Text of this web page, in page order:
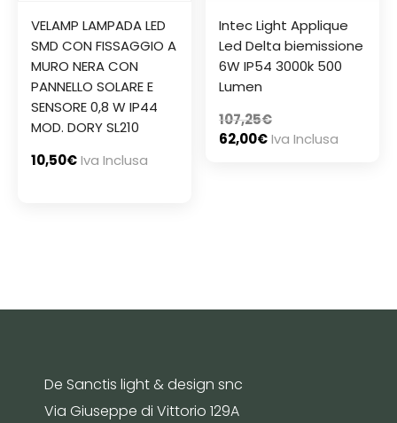
VELAMP LAMPADA LED
SMD CON FISSAGGIO A
MURO NERA CON
PANNELLO SOLARE E
SENSORE 0,8 W IP44
MOD. DORY SL210
10,50€Iva Inclusa
Intec Light Applique
Led Delta biemissione
6W IP54 3000k 500
Lumen
107,25€
62,00€Iva Inclusa
De Sanctis light & design snc
Via Giuseppe di Vittorio 129A